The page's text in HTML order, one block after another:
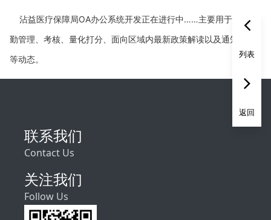
沾益医疗保障局OA办公系统开发正在进行中……主要用于日常考
勤管理、考核、量化打分、面向区域内最新政策解读以及通知公告
等动态。
列表
返回
联系我们
Contact Us
关注我们
Follow Us